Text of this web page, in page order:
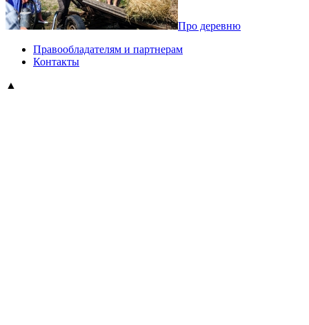
Про деревню
Правообладателям и партнерам
Контакты
▲